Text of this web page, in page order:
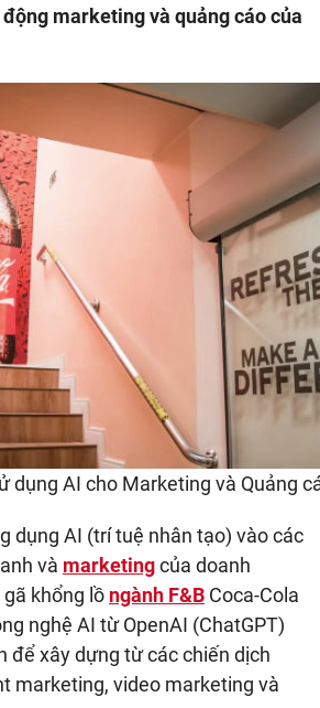
AI
marketing và quảng cáo của
dụng AI cho Marketing và Quảng
dụng AI (trí tuệ nhân tạo) vào các
và marketingcủa doanh
khổng lồ ngành F&B Coca-Cola
nghệ AI từ OpenAI (ChatGPT)
để xây dựng từ các chiến dịch
marketing, video marketing và